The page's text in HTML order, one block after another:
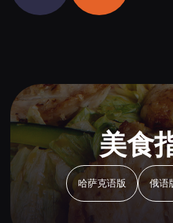
美食
哈萨克语版 俄语